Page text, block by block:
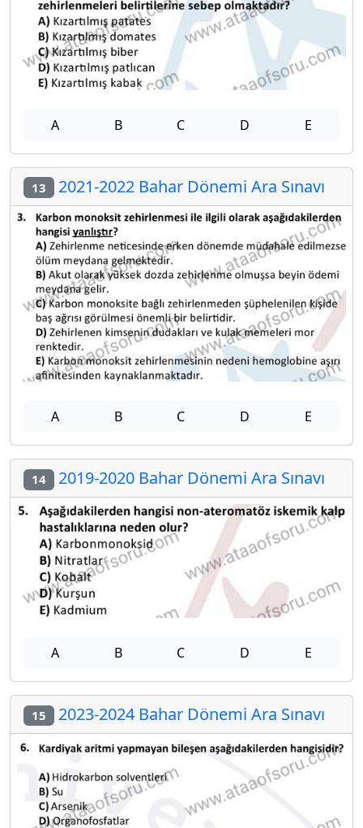
A B C D E
13 2021-2022 Bahar Dönemi Ara Sınavı
A B C D E
14 2019-2020 Bahar Dönemi Ara Sınavı
A B C D E
15 2023-2024 Bahar Dönemi Ara Sınavı